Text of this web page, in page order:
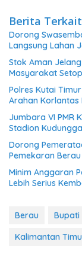
Berita Terkait
Dorong
Langsung Lahan
Stok Aman
Masyarakat
Polres Kutai
Arahan Korlantas
Jumbara VI PMR
Stadion Kudungga
Dorong
Pemekaran
Minim Anggaran
Lebih Serius
Berau Bupati
Kalimantan